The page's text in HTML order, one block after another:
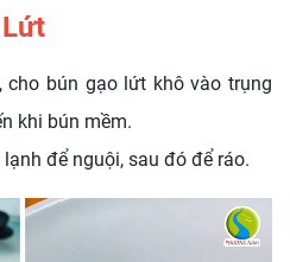
bún gạo lứt khô vào trụng
khi bún mềm.
để nguội, sau đó để ráo.